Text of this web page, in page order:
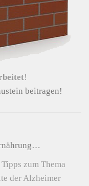
!
beitragen!
zum Thema
der Alzheimer